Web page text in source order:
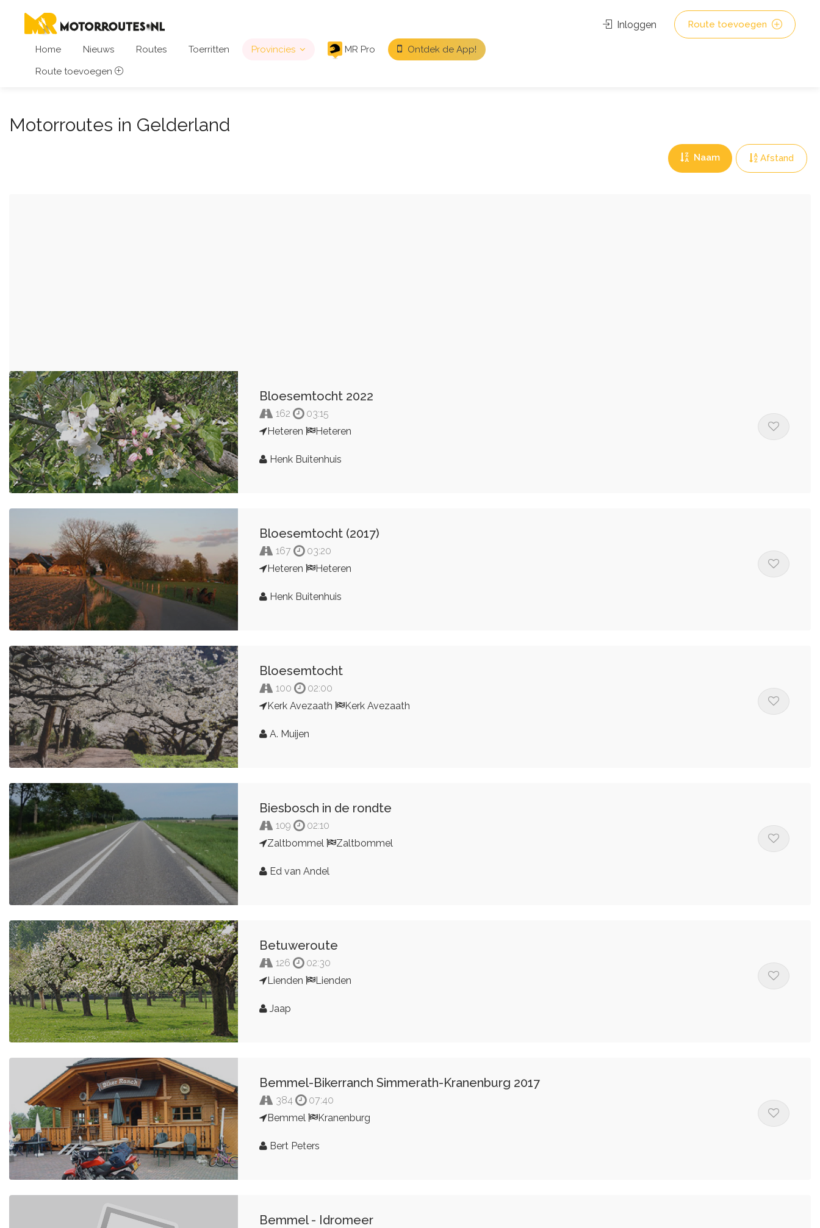
Home Nieuws Routes Toerritten Provincies MR Pro
Ontdek de App!
Route toevoegen
Inloggen Route toevoegen
Motorroutes in Gelderland
Naam Afstand
Bloesemtocht 2022
162
03:15
Heteren
Heteren
Henk Buitenhuis
Bloesemtocht (2017)
167
03:20
Heteren
Heteren
Henk Buitenhuis
Bloesemtocht
100
02:00
Kerk Avezaath
Kerk Avezaath
A. Muijen
Biesbosch in de rondte
109
02:10
Zaltbommel
Zaltbommel
Ed van Andel
Betuweroute
126
02:30
Lienden
Lienden
Jaap
Bemmel-Bikerranch Simmerath-Kranenburg 2017
384
07:40
Bemmel
Kranenburg
Bert Peters
Bemmel - Idromeer